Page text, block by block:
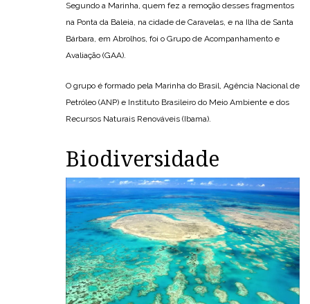
Segundo a Marinha, quem fez a remoção desses fragmentos
na Ponta da Baleia, na cidade de Caravelas, e na Ilha de Santa
Bárbara, em Abrolhos, foi o Grupo de Acompanhamento e
Avaliação (GAA).
O grupo é formado pela Marinha do Brasil, Agência Nacional de
Petróleo (ANP) e Instituto Brasileiro do Meio Ambiente e dos
Recursos Naturais Renováveis (Ibama).
Biodiversidade